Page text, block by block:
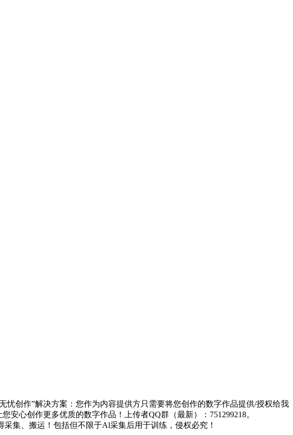
忧创作”解决方案：您作为内容提供方只需要将您创作的数字作品提供/授权给我
心创作更多优质的数字作品！上传者QQ群（最新）：751299218。
采集、搬运！包括但不限于Al采集后用于训练，侵权必究！